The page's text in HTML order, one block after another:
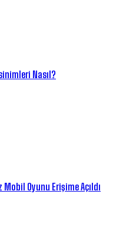
Nasıl?
Oyunu Erişime Açıldı